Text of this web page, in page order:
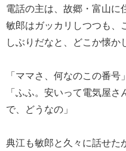
電話の主は、故郷・富山に
敏郎はガッカリしつつも、
しぶりだなと、どこか懐か
「ママさ、何なのこの番号」
「ふふ。安いって電気屋さ
で、どうなの」
典江も敏郎と久々に話せた